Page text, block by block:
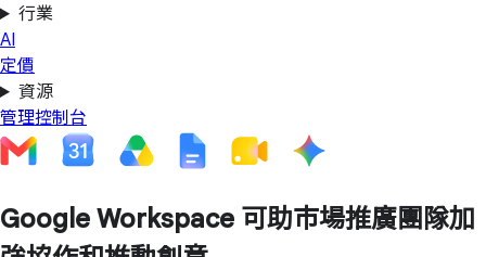
行業
AI
定價
資源
管理控制台
Google Workspace 可助市場推廣團隊加